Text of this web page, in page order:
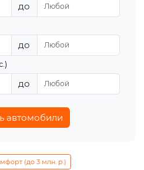
до
до
до
автомобили
(до 3 млн. р.)